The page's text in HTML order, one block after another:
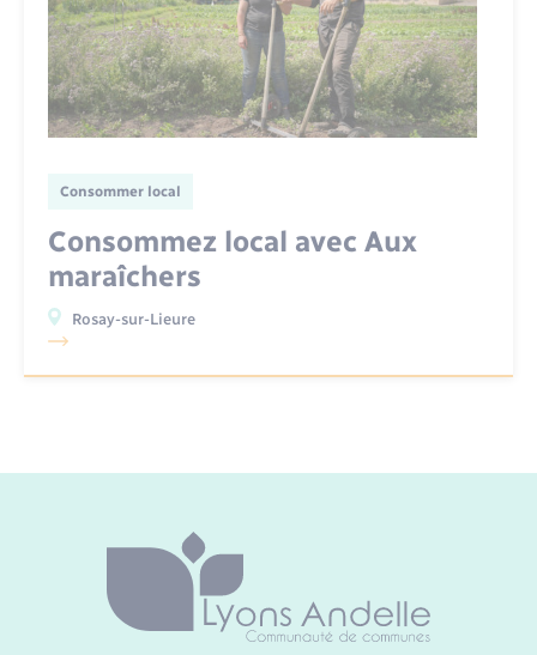
Consommer local
Consommez local avec Aux
maraîchers
Rosay-sur-Lieure